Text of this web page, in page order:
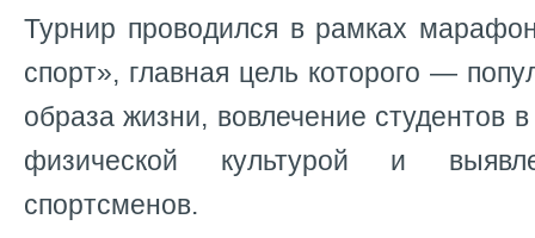
Турнир проводился в рамках
спорт», главная цель которого —
образа жизни, вовлечение студентов
физической культурой и
спортсменов.